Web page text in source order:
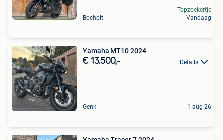
Bocholt
Topzoekertje
Vandaag
Yamaha MT10 2024
€ 13.500,- Details
Genk 1 aug 26